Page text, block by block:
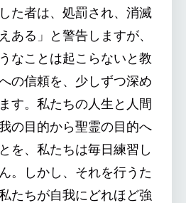
た者は、処罰され、消滅
ある」と警告しますが、
なことは起こらないと教
の信頼を、少しずつ深め
す。私たちの人生と人間
の目的から聖霊の目的へ
を、私たちは毎日練習し
。しかし、それを行うた
たちが自我にどれほど強